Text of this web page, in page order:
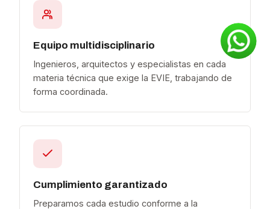
Equipo multidisciplinario
Ingenieros, arquitectos y especialistas en cada
materia técnica que exige la EVIE, trabajando de
forma coordinada.
Cumplimiento garantizado
Preparamos cada estudio conforme a la